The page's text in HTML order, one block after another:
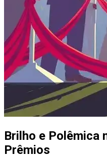
Brilho e Polêmica
Prêmios